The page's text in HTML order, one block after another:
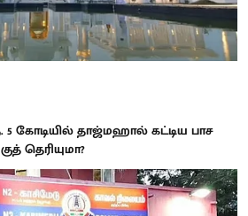
5 கோடியில் தாஜ்மஹால் கட்டிய பாச
தெரியுமா?